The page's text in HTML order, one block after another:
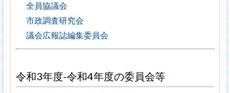
全員協議会
市政調査研究会
議会広報誌編集委員会
令和3年度-令和4年度の委員会等